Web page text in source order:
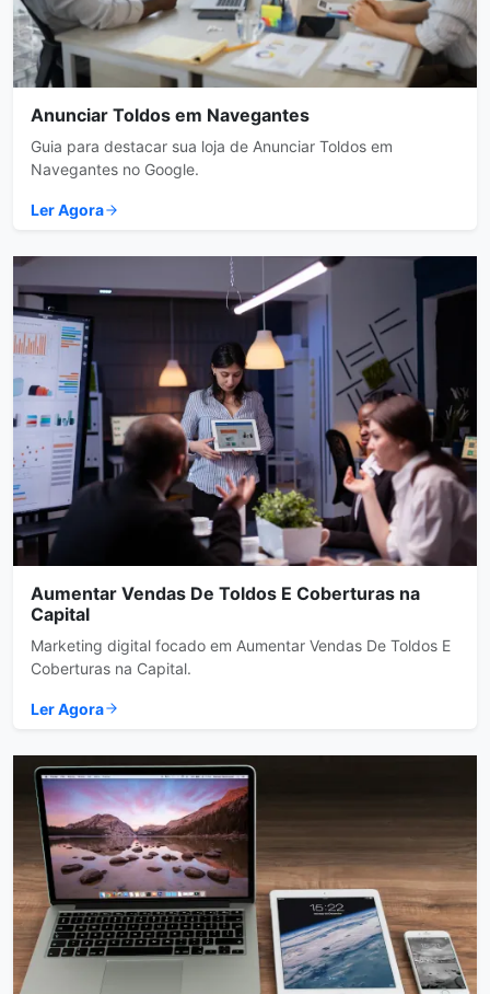
Anunciar Toldos em Navegantes
Guia para destacar sua loja de Anunciar Toldos em
Navegantes no Google.
Ler Agora
Aumentar Vendas De Toldos E Coberturas na
Capital
Marketing digital focado em Aumentar Vendas De Toldos E
Coberturas na Capital.
Ler Agora